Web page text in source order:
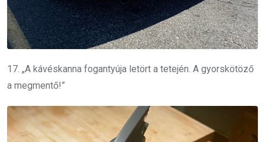
17. „A kávéskanna fogantyúja letört a tetején. A gyorskötöző
a megmentő!”